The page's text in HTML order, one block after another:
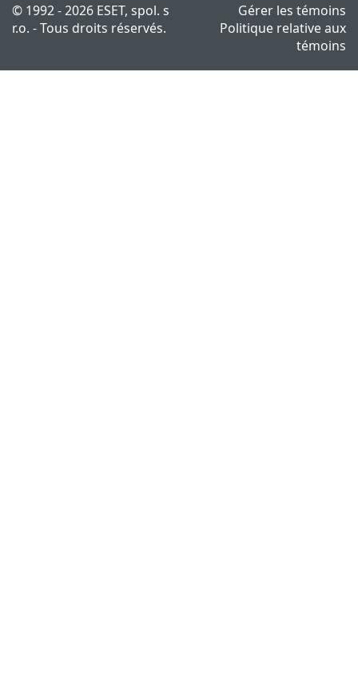
© 1992 - 2026 ESET, spol. s
r.o. - Tous droits réservés.
Gérer les témoins
Politique relative aux
témoins